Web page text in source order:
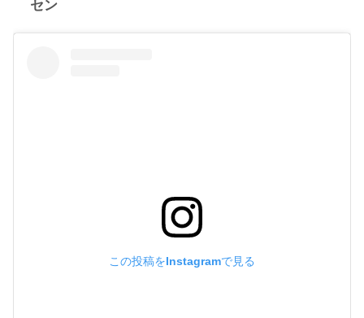
この投稿をInstagramで見る